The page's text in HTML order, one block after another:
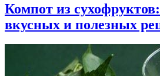
Компот из
вкусных и полезных